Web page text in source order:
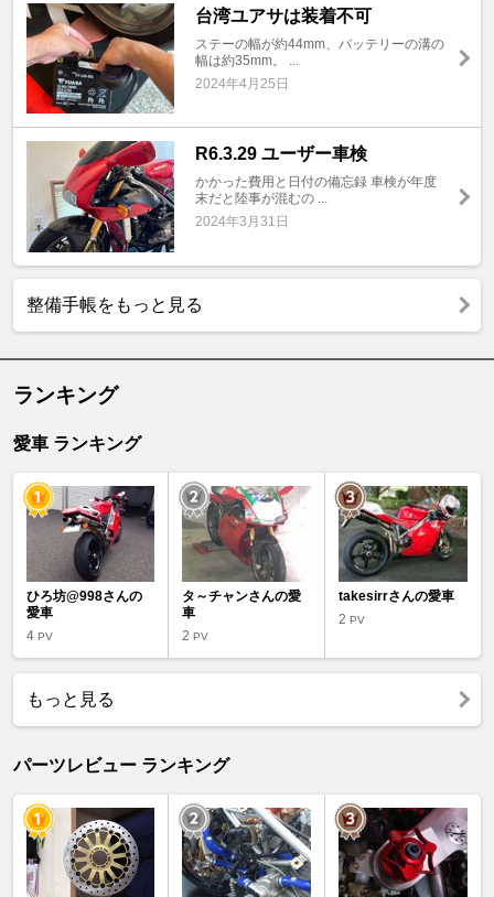
台湾ユアサは装着不可
ステーの幅が約44mm、バッテリーの溝の
幅は約35mm。 ...
2024年4月25日
R6.3.29 ユーザー車検
かかった費用と日付の備忘録 車検が年度
末だと陸事が混むの ...
2024年3月31日
整備手帳をもっと見る
ランキング
愛車 ランキング
ひろ坊@998さんの
愛車
4 PV
タ～チャンさんの愛
車
2PV
takesirrさんの愛車
2 PV
もっと見る
パーツレビュー ランキング